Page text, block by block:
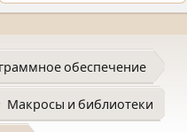
обеспечение
Макросы и библиотеки